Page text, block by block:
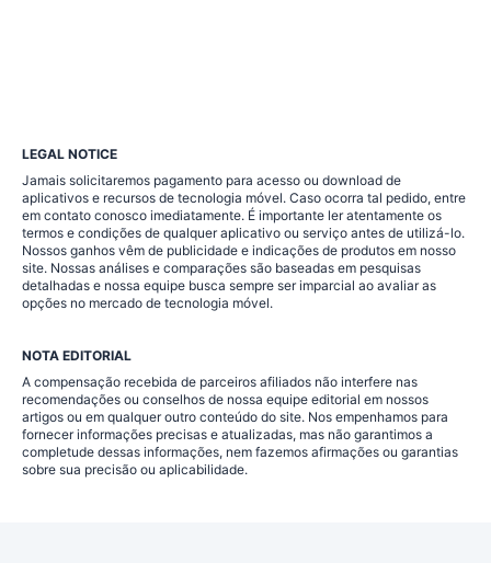
LEGAL NOTICE
Jamais solicitaremos pagamento para acesso ou download de
aplicativos e recursos de tecnologia móvel. Caso ocorra tal pedido, entre
em contato conosco imediatamente. É importante ler atentamente os
termos e condições de qualquer aplicativo ou serviço antes de utilizá-lo.
Nossos ganhos vêm de publicidade e indicações de produtos em nosso
site. Nossas análises e comparações são baseadas em pesquisas
detalhadas e nossa equipe busca sempre ser imparcial ao avaliar as
opções no mercado de tecnologia móvel.
NOTA EDITORIAL
A compensação recebida de parceiros afiliados não interfere nas
recomendações ou conselhos de nossa equipe editorial em nossos
artigos ou em qualquer outro conteúdo do site. Nos empenhamos para
fornecer informações precisas e atualizadas, mas não garantimos a
completude dessas informações, nem fazemos afirmações ou garantias
sobre sua precisão ou aplicabilidade.